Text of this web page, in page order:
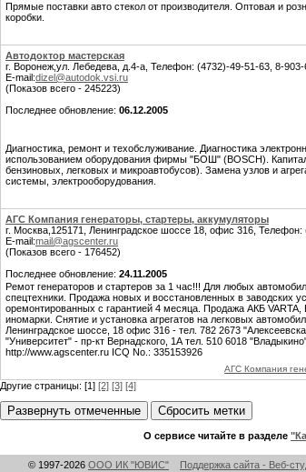
Прямые поставки авто стекол от производителя. Оптовая и
коробки.
Автодоктор мастерская
г. Воронеж,ул. Лебедева, д.4-а, Телефон: (4732)-49-51-63, 8-
E-mail:dizel@autodok.vsi.ru
(Показов всего - 245223)
Последнее обновление: 06.12.2005
Диагностика, ремонт и техобслуживание. Диагностика
использованием оборудования фирмы "БОШ" (BOSCH).
бензиновых, легковых и микроавтобусов). Замена узлов и
системы, электрооборудования.
АГС Компания генераторы, стартеры, аккумуляторы
г. Москва,125171, Ленинградское шоссе 18, офис 316, Телефон:
E-mail:mail@agscenter.ru
(Показов всего - 176452)
Последнее обновление: 24.11.2005
Ремот генераторов и стартеров за 1 час!!! Для любых
спецтехники. Продажа новых и восстановленных в заводских
оремонтированных с гарантией 4 месяца. Продажа АКБ
иномарки. Снятие и установка агрегатов на легковых
Ленинградское шоссе, 18 офис 316 - тел. 782 2673
"Университет" - пр-кт Вернадского, 1А тел. 510 6018
http://www.agscenter.ru ICQ No.: 335153926
АГС Компания
Другие страницы: [1] [2] [3] [4]
О сервисе читайте в разделе
© 1997-2026 ООО ИК "ЮВИС" Поддержка сайта - Веб-